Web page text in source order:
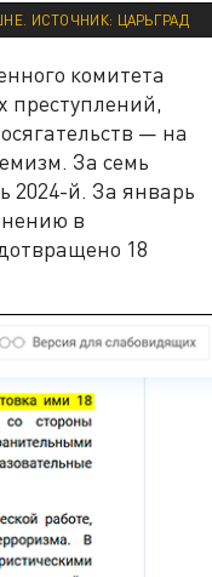
ИСТОЧНИК: ЦАРЬГРАД
комитета
преступлений,
— на
За семь
2024-й. За январь
в
18